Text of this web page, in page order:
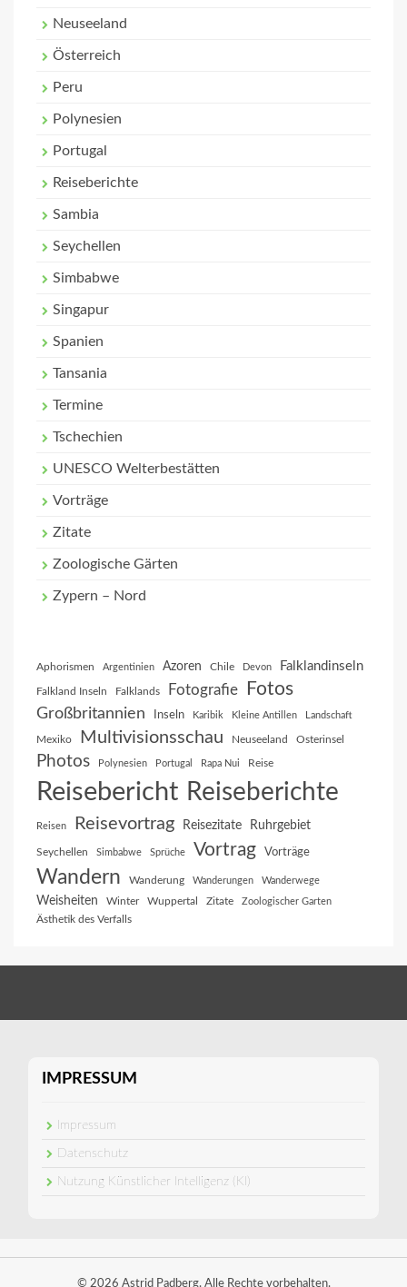
Neuseeland
Österreich
Peru
Polynesien
Portugal
Reiseberichte
Sambia
Seychellen
Simbabwe
Singapur
Spanien
Tansania
Termine
Tschechien
UNESCO Welterbestätten
Vorträge
Zitate
Zoologische Gärten
Zypern – Nord
Aphorismen Argentinien Azoren Chile Devon Falklandinseln
Falkland Inseln Falklands Fotografie Fotos
Großbritannien Inseln Karibik Kleine Antillen Landschaft
Mexiko Multivisionsschau Neuseeland Osterinsel
Photos Polynesien Portugal Rapa Nui Reise
Reisebericht Reiseberichte
Reisen Reisevortrag Reisezitate Ruhrgebiet
Seychellen Simbabwe Sprüche Vortrag Vorträge
Wandern Wanderung Wanderungen Wanderwege
Weisheiten Winter Wuppertal Zitate Zoologischer Garten
Ästhetik des Verfalls
IMPRESSUM
Impressum
Datenschutz
Nutzung Künstlicher Intelligenz (KI)
© 2026 Astrid Padberg. Alle Rechte vorbehalten.